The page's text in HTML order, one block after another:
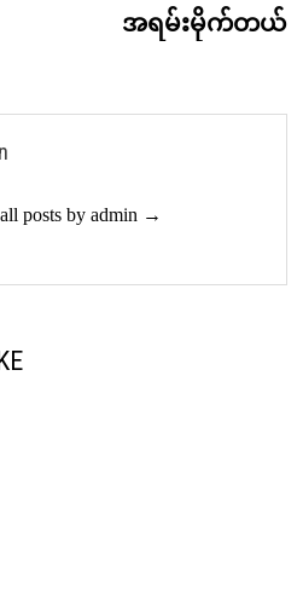
အရမ်းမိုက်တယ်
posts by admin →